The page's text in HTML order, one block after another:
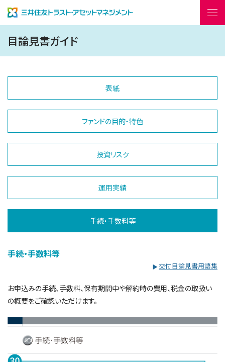
ファンド情報 開く
会社情報 採用情報
よくあるご質問
目論見書ガイド
表紙
ファンドの目的・特色
投資リスク
運用実績
手続・手数料等
手続・手数料等
交付目論見書用語集
お申込みの手続、手数料、保有期間中や解約時の費用、税金の取扱い
の概要をご確認いただけます。